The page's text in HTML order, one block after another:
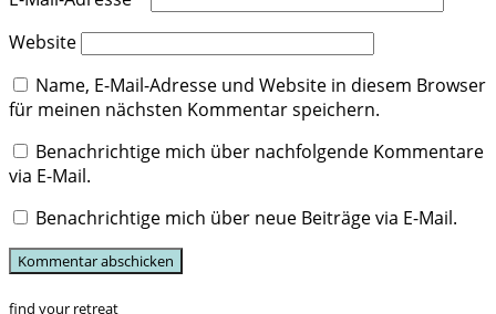
Website
Name, E-Mail-Adresse und Website in diesem Browser
für meinen nächsten Kommentar speichern.
Benachrichtige mich über nachfolgende Kommentare
via E-Mail.
Benachrichtige mich über neue Beiträge via E-Mail.
find your retreat